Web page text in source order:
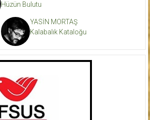
Hüzün Bulutu
YASİN MORTAŞ
Kalabalık Kataloğu